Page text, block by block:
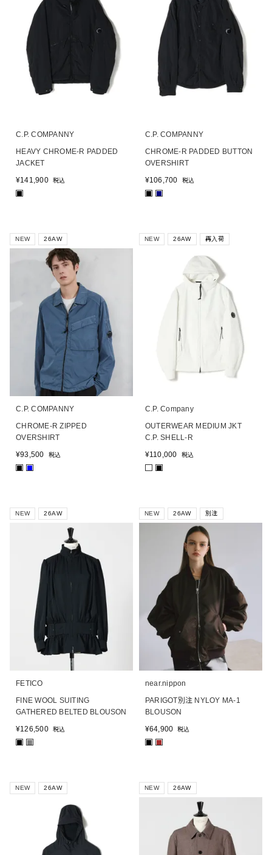
C.P. COMPANNY
HEAVY CHROME-R PADDED
JACKET
¥141,900 税込
■
C.P. COMPANNY
CHROME-R PADDED BUTTON
OVERSHIRT
¥106,700 税込
■ ■
NEW 26AW
C.P. COMPANNY
CHROME-R ZIPPED
OVERSHIRT
¥93,500 税込
■ ■
NEW 26AW 再入荷
C.P. Company
OUTERWEAR MEDIUM JKT
C.P. SHELL-R
¥110,000 税込
■
NEW 26AW
FETICO
FINE WOOL SUITING
GATHERED BELTED BLOUSON
¥126,500 税込
NEW 26AW 別注
near.nippon
PARIGOT別注 NYLOY MA-1
BLOUSON
¥64,900 税込
NEW 26AW NEW 26AW